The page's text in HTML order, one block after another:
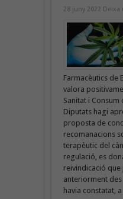
28 juny 2022 Deixa
Farmacèutics de
valora
Sanitat i
Diputats hagi
proposta de
recomanacions
terapèutic del
regulació, es
reivindicació que
anteriorment des
havia constatat, a